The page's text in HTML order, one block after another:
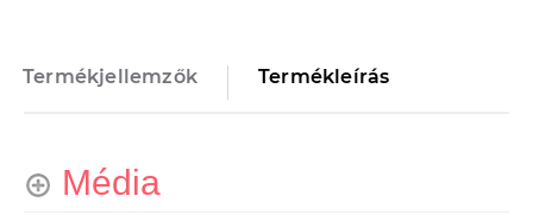
Termékjellemzők Termékleírás
Média